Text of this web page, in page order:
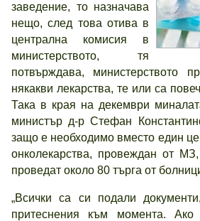
заведение, то назначава
нещо, след това отива в
централна комисия в
министерството, тя
потвърждава, министерството
някакви лекарства, те или са
Така в края на декември
министър д-р Стефан
защо е необходимо вместо един
онколекарства, провеждан от
проведат около 80 търга от
„Всички са си подали
притеснения към момента.